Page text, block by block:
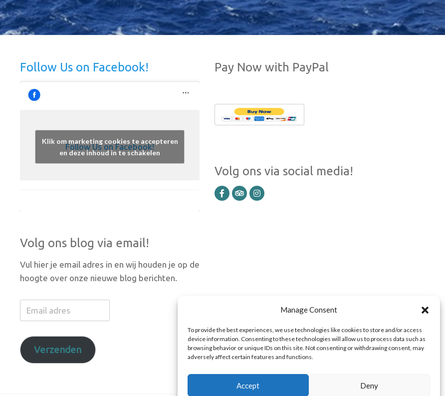
Manage Consent
To provide the best experiences, we use technologies like cookies to store and/or access
device information. Consenting to these technologies will allow us to process data such as
browsing behavior or unique IDs on this site. Not consenting or withdrawing consent, may
adversely affect certain features and functions.
Accept Deny
Follow Us on Facebook!
Follow Us on Facebook!
Klik om marketing cookies te accepteren
en deze inhoud in te schakelen
Volg ons blog via email!
Vul hier je email adres in en wij houden je op de
hoogte over onze nieuwe blog berichten.
Email
adres
Verzenden
Pay Now with PayPal
Volg ons via social media!